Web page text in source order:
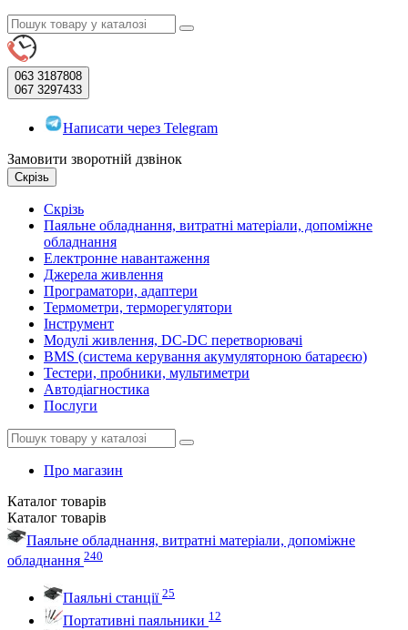
063 3187808
067 3297433
Написати через Telegram
Замовити зворотній дзвінок
Скрізь
Скрізь
Паяльне обладнання, витратні матеріали, допоміжне
обладнання
Електронне навантаження
Джерела живлення
Програматори, адаптери
Термометри, терморегулятори
Інструмент
Модулі живлення, DC-DC перетворювачі
BMS (система керування акумуляторною батареєю)
Тестери, пробники, мультиметри
Автодіагностика
Послуги
Про магазин
Каталог товарів
Каталог товарів
Паяльне обладнання, витратні матеріали, допоміжне
обладнання 240
Паяльні станції 25
Портативні паяльники 12